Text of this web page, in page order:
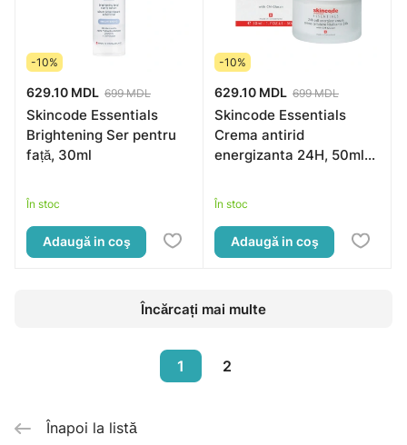
-10%
629.10 MDL 699 MDL
Skincode Essentials
Brightening Ser pentru
față, 30ml
În stoc
Adaugă in coş
-10%
629.10 MDL 699 MDL
Skincode Essentials
Crema antirid
energizanta 24H, 50ml
În stoc
Adaugă in coş
Încărcați mai multe
1 2
Înapoi la listă